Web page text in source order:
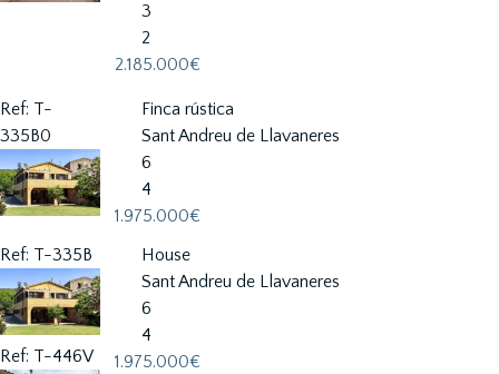
3
2
2.185.000€
Ref: T-
335B0
Finca rústica
Sant Andreu de Llavaneres
6
4
1.975.000€
Ref: T-335B
House
Sant Andreu de Llavaneres
6
4
1.975.000€
Ref: T-446V